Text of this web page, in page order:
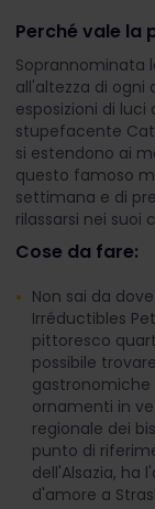
Perché vale la
Soprannominata
all'altezza di ogni
esposizioni di
stupefacente
si estendono ai
questo famoso
settimana e di
rilassarsi nei suoi
Cose da fare:
Non sai da
Irréductibles
pittoresco
possibile
ornamenti in
regionale dei
punto di
dell'Alsazia, ha
d'amore a